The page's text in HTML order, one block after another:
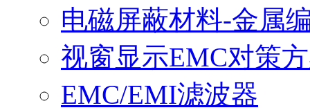
电磁屏蔽材料-金属
视窗显示EMC对策
EMC/EMI滤波器